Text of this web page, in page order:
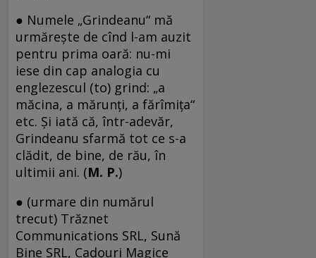
● Numele „Grindeanu“ mă
urmărește de cînd l-am auzit
pentru prima oară: nu-mi
iese din cap analogia cu
englezescul (to) grind: „a
măcina, a mărunți, a fărîmița“
etc. Și iată că, într-adevăr,
Grindeanu sfarmă tot ce s-a
clădit, de bine, de rău, în
ultimii ani. (M. P.)
● (urmare din numărul
trecut) Trăznet
Communications SRL, Sună
Bine SRL, Cadouri Magice